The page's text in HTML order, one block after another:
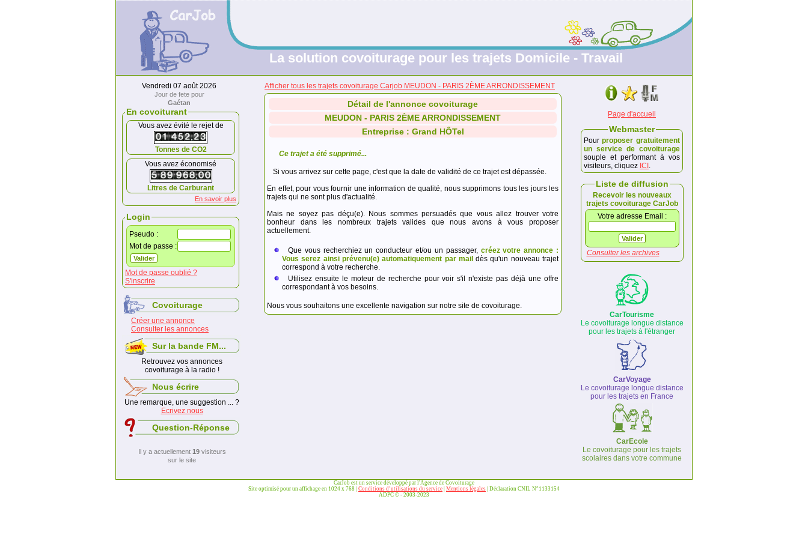
La solution covoiturage pour les trajets Domicile - Travail
Vendredi 07 août 2026
Jour de fete pour
Gaétan
En covoiturant
Vous avez évité le rejet de
Tonnes de CO2
Vous avez économisé
Litres de Carburant
En savoir plus
Login
Pseudo :
Mot de passe :
Mot de passe oublié ?
S'inscrire
Covoiturage
Créer une annonce
Consulter les annonces
Sur la bande FM...
Retrouvez vos annonces
covoiturage à la radio !
Nous écrire
Une remarque, une suggestion ... ?
Ecrivez nous
Question-Réponse
Il y a actuellement 19visiteurs
sur le site
Afficher tous les trajets covoiturage Carjob MEUDON - PARIS 2ÈME ARRONDISSEMENT
Détail de l'annonce covoiturage
MEUDON - PARIS 2ÈME ARRONDISSEMENT
Entreprise : Grand HÔTel
Ce trajet a été supprimé...
Si vous arrivez sur cette page, c'est que la date de validité de ce trajet est dépassée.
En effet, pour vous fournir une information de qualité, nous supprimons tous les jours les
trajets qui ne sont plus d'actualité.
Mais ne soyez pas déçu(e). Nous sommes persuadés que vous allez trouver votre
bonheur dans les nombreux trajets valides que nous avons à vous proposer
actuellement.
Que vous recherchiez un conducteur et/ou un passager, créez votre annonce :
Vous serez ainsi prévenu(e) automatiquement par mail dès qu'un nouveau trajet
correspond à votre recherche.
Utilisez ensuite le moteur de recherche pour voir s'il n'existe pas déjà une offre
correspondant à vos besoins.
Nous vous souhaitons une excellente navigation sur notre site de covoiturage.
Page d'accueil
Webmaster
Pour proposer gratuitement
un service de covoiturage
souple et performant à vos
visiteurs, cliquez ICI .
Liste de diffusion
Recevoir les nouveaux
trajets covoiturage CarJob
Votre adresse Email :
Consulter les archives
CarTourisme
Le covoiturage longue distance
pour les trajets à l'étranger
CarVoyage
Le covoiturage longue distance
pour les trajets en France
CarEcole
Le covoiturage pour les trajets
scolaires dans votre commune
CarJob est un service développé par l'Agence de Covoiturage
Site optimisé pour un affichage en 1024 x 768 | Conditions d’utilisations du service Mentions légales | Déclaration CNIL N°1133154
ADPC © - 2003-2023